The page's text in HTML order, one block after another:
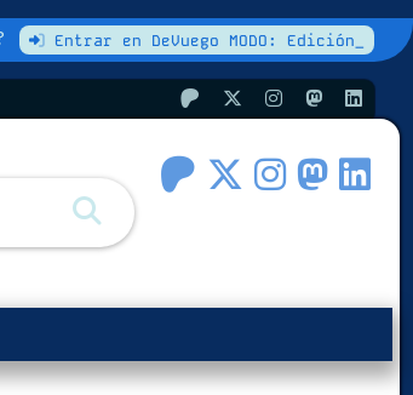
Entrar en DeVuego MODO: Edición_